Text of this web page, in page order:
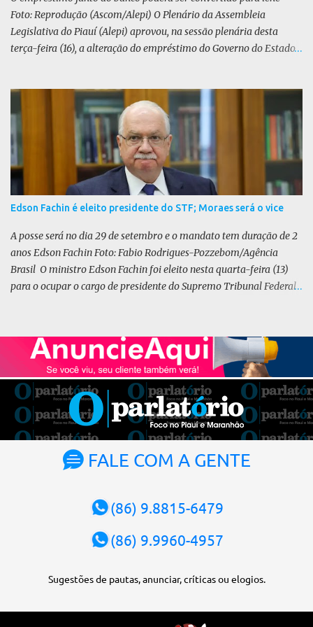
Foto: Reprodução (Ascom/Alepi) O Plenário da Assembleia
Legislativa do Piauí (Alepi) aprovou, na sessão plenária desta
terça-feira (16), a alteração do empréstimo do Governo do Estado
contrato, presente na lei 8.964/25, é de US$ 392 milhões. De acordo
com o Executivo, a mudança de moeda traz benefícios a longo
prazo. “A mudança se fundamenta em análises técnicas
aprofundadas conduzidas em conjunto com o BIRD, as quais
indicam que a contratação em iene japonês é mais vantajosa sob
os aspectos econômico e financeiro. Embora o custo dos juros em
dólares possa parecer inferior no curto prazo, a opção pelo iene
revela-se mais benéfica no longo prazo, tanto pela sua menor
volatilidade cambial quanto pela estabilidade da taxa de juros
atrelada à TONA”, explica. O deputado Gustavo Neiva (PP) votou
contra o projeto de l...
Edson Fachin é eleito presidente do STF; Moraes será o vice
A posse será no dia 29 de setembro e o mandato tem duração de 2
anos Edson Fachin Foto: Fabio Rodrigues-Pozzebom/Agência
Brasil O ministro Edson Fachin foi eleito nesta quarta-feira (13)
para o ocupar o cargo de presidente do Supremo Tribunal Federal
votação foi feita de forma simbólica pelo plenário da Corte.
Atualmente, Fachin é o vice-presidente e, pelo critério de
antiguidade, deve assumir o cargo. Conforme o regimento interno,
o tribunal deve ser comandado pelo ministro mais antigo que
ainda não presidiu a Corte. O novo presidente vai suceder a Luís
Roberto Barroso, que completará o mandato de dois anos. Ao
cumprimentar Fachin pela eleição, Barroso afirmou que o país
tem sorte de ter o ministro na cadeira de presidente da Corte.
“Considero, pessoalmente e institucionalmente, que é uma sorte
FALE COM A GENTE
(86) 9.8815-6479
(86) 9.9960-4957
Sugestões de pautas, anunciar, críticas ou elogios.